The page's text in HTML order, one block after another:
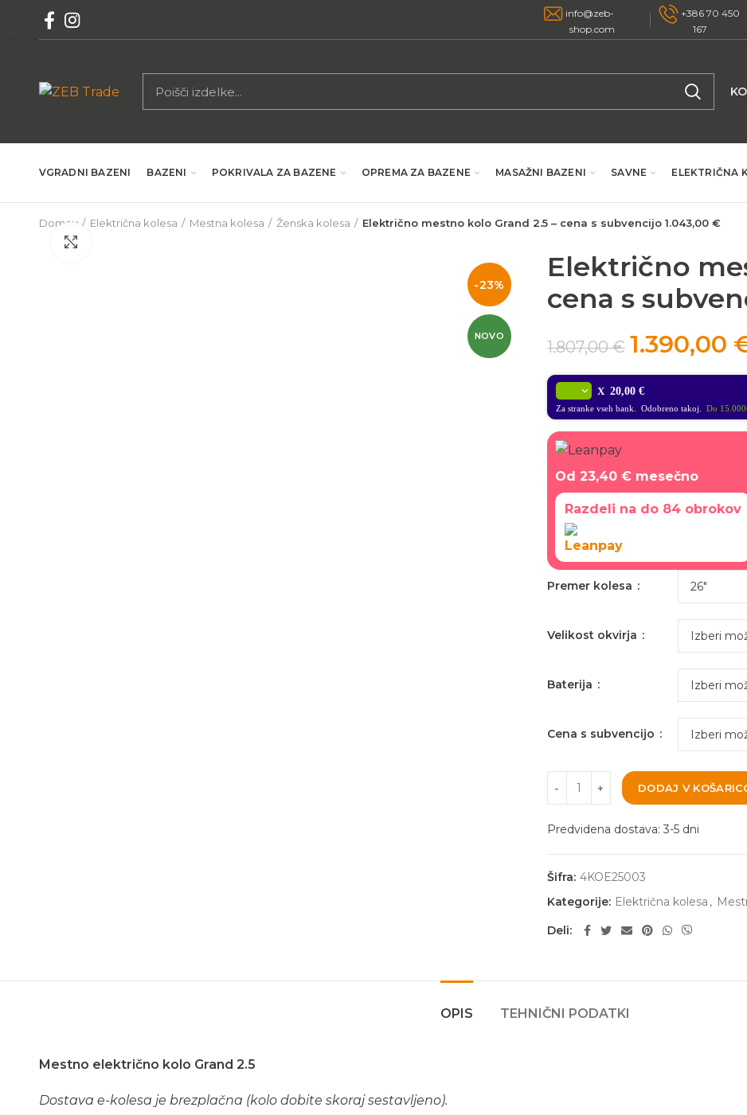
info@zeb-
shop.com
+386 70 450
167
VGRADNI BAZENI BAZENI POKRIVALA ZA BAZENE OPREMA ZA BAZENE MASAŽNI BAZENI SAVNE ELEKTRIČNA
Domov Električna kolesa Mestna kolesa Ženska kolesa Električno mestno kolo Grand 2.5 – cena s subvencijo 1.043,00 €
-23%
NOVO
Električno
cena s
1.807,00€ 1.390,00
X 20,00 €
Za stranke vseh bank. Odobreno takoj. Do
Od 23,40 €mesečno
Razdeli na do 84 obrokov
Premer kolesa
Velikost okvirja
Baterija
Cena s subvencijo
DODAJ V
Predvidena dostava: 3-5 dni
Šifra: 4KOE25003
Kategorije: Električna kolesa ,
Deli
OPIS TEHNIČNI PODATKI
Mestno električno kolo Grand 2.5
Dostava e-kolesa je brezplačna (kolo dobite skoraj sestavljeno).